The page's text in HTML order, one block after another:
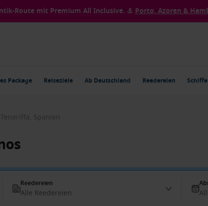
Route mit Premium All Inclusive. ⚓ Porto, Azoren &
Package Reiseziele Ab Deutschland Reedereien Schiffe
Spanien
Reedereien
Alle Reedereien